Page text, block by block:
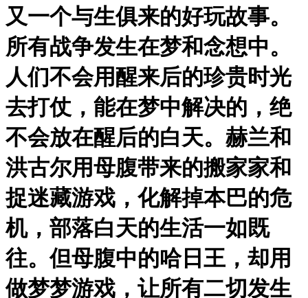
又一个与生俱来的好玩故事。
所有战争发生在梦和念想中。
人们不会用醒来后的珍贵时光
去打仗，能在梦中解决的，绝
不会放在醒后的白天。赫兰和
洪古尔用母腹带来的搬家家和
捉迷藏游戏，化解掉本巴的危
机，部落白天的生活一如既
往。但母腹中的哈日王，却用
做梦梦游戏，让所有二切发生